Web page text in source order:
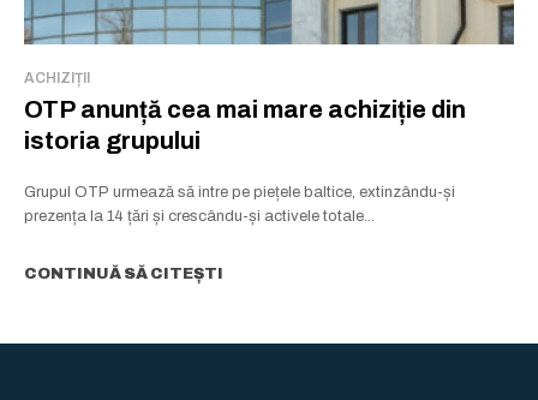
ACHIZIȚII
OTP anunță cea mai mare achiziție din
istoria grupului
Grupul OTP urmează să intre pe piețele baltice, extinzându-și
prezența la 14 țări și crescându-și activele totale...
CONTINUĂ SĂ CITEȘTI